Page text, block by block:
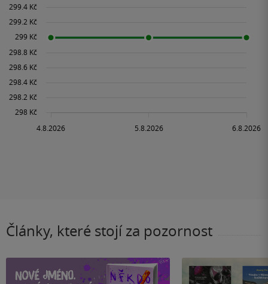
Články, které stojí za pozornost